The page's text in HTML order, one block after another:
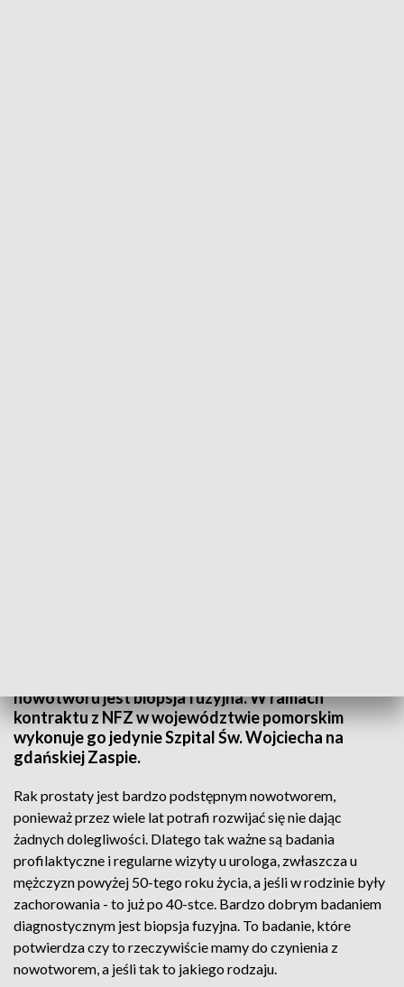
nowotworu jest biopsja fuzyjna. W ramach
kontraktu z NFZ w województwie pomorskim
wykonuje go jedynie Szpital Św. Wojciecha na
gdańskiej Zaspie.
Rak prostaty jest bardzo podstępnym nowotworem,
ponieważ przez wiele lat potrafi rozwijać się nie dając
żadnych dolegliwości. Dlatego tak ważne są badania
profilaktyczne i regularne wizyty u urologa, zwłaszcza u
mężczyzn powyżej 50-tego roku życia, a jeśli w rodzinie były
zachorowania - to już po 40-stce. Bardzo dobrym badaniem
diagnostycznym jest biopsja fuzyjna. To badanie, które
potwierdza czy to rzeczywiście mamy do czynienia z
nowotworem, a jeśli tak to jakiego rodzaju.